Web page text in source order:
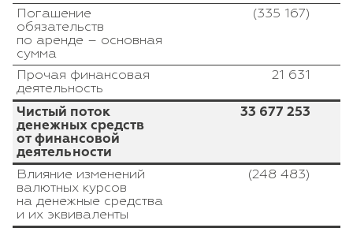
Погашение
обязательств
по аренде – основная
сумма
(335 167)
Прочая финансовая
деятельность
21 631
Чистый поток
денежных средств
от финансовой
деятельности
33 677 253
Влияние изменений
валютных курсов
на денежные средства
и их эквиваленты
(248 483)